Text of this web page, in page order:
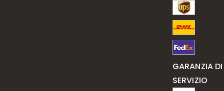
GARANZIA DI
SERVIZIO